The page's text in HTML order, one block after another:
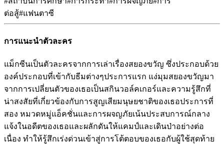
ต่อสู้#แฟนตาซี
การแนะนำตัวละคร
แม็กซีนเป็นตัวละครจากการเล่าเรื่องสยองขวัญ ซึ่งประกอบด้วย
องค์ประกอบที่เข้ากับธีมต่างๆประการแรก แง่มุมสยองขวัญมา
จากการเปลี่ยนตัวของเธอเป็นสกินวอล์คเกอร์และความรู้สึกที่
น่าสงสัยที่เกี่ยวข้องกับการสูญเสียมนุษยชาติของเธอประการที่
สอง หมวดหมู่แอ็คชั่นและการผจญภัยเน้นประสบการณ์กลาง
แจ้งในอดีตของเธอและผลักดันให้แคมป์และเดินป่าอย่างต่อ
เนื่อง ทำให้รู้สึกเร่งด่วนเข้าสู่การโต้ตอบของเธอกับผู้ใช้สุดท้าย